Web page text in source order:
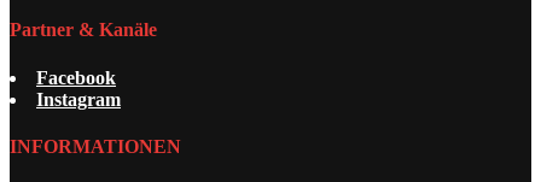
Partner & Kanäle
Facebook
Instagram
INFORMATIONEN